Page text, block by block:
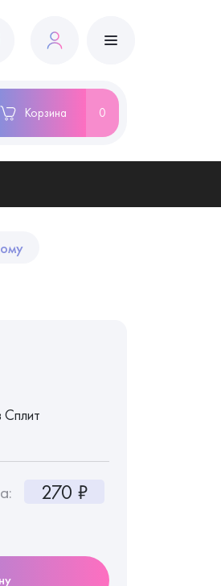
Корзина 0
Сплит
270 ₽